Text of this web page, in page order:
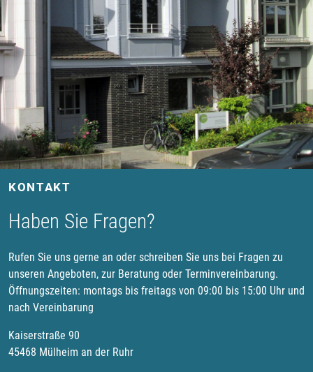
KONTAKT
Haben Sie Fragen?
Rufen Sie uns gerne an oder schreiben Sie uns bei Fragen zu
unseren Angeboten, zur Beratung oder Terminvereinbarung.
Öffnungszeiten: montags bis freitags von 09:00 bis 15:00 Uhr und
nach Vereinbarung
Kaiserstraße 90
45468 Mülheim an der Ruhr